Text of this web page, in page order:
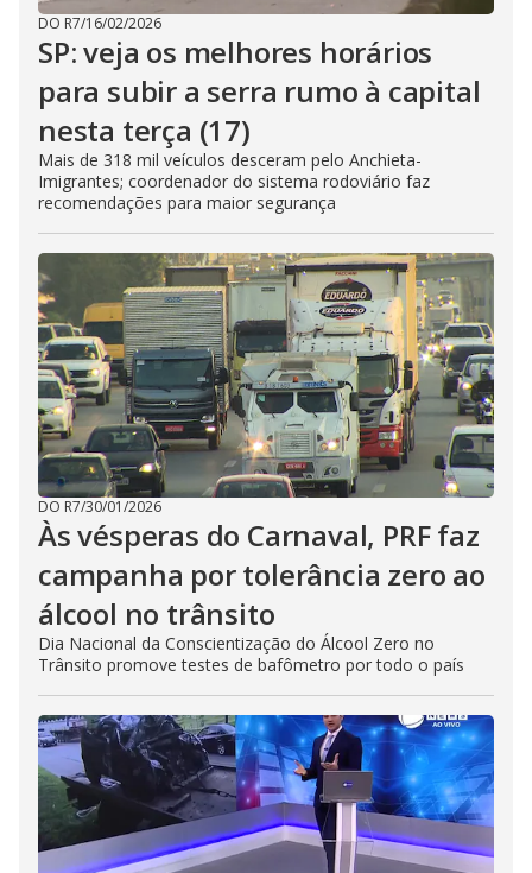
DO R7/16/02/2026
SP: veja os melhores horários
para subir a serra rumo à capital
nesta terça (17)
Mais de 318 mil veículos desceram pelo Anchieta-
Imigrantes; coordenador do sistema rodoviário faz
recomendações para maior segurança
DO R7/30/01/2026
Às vésperas do Carnaval, PRF faz
campanha por tolerância zero ao
álcool no trânsito
Dia Nacional da Conscientização do Álcool Zero no
Trânsito promove testes de bafômetro por todo o país